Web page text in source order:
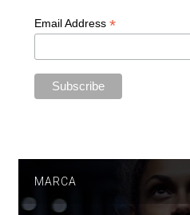
Email Address *
MARCA